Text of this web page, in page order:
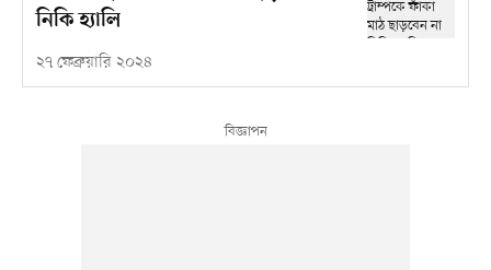
নিকি হ্যালি
২৭ ফেব্রুয়ারি ২০২৪